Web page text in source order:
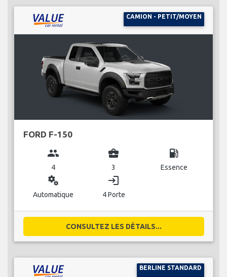
CAMION - PETIT/MOYEN
FORD F-150
group
4
business_center
3
local_gas_station
Essence
miscellaneous_services
Automatique
login
4 Porte
CONSULTEZ LES DÉTAILS...
BERLINE STANDARD